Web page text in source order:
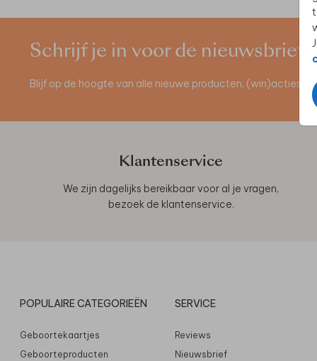
Schrijf je in voor de nieuwsbrief
Blijf op de hoogte van alle nieuwe producten, (win)acties
Klantenservice
We zijn dagelijks bereikbaar voor al je vragen,
bezoek de klantenservice.
POPULAIRE CATEGORIEËN
Geboortekaartjes
Geboorteproducten
SERVICE
Reviews
Nieuwsbrief